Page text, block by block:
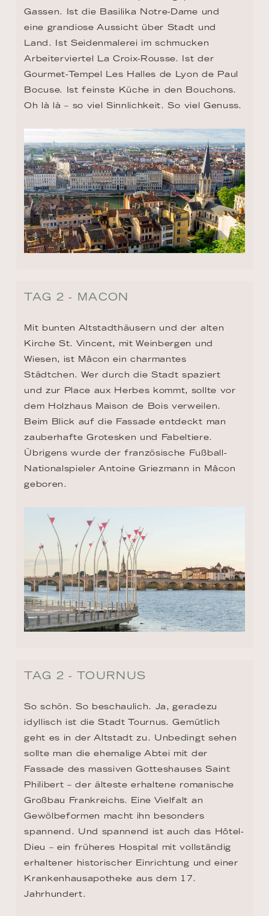
Gassen. Ist die Basilika Notre-Dame und
eine grandiose Aussicht über Stadt und
Land. Ist Seidenmalerei im schmucken
Arbeiterviertel La Croix-Rousse. Ist der
Gourmet-Tempel Les Halles de Lyon de Paul
Bocuse. Ist feinste Küche in den Bouchons.
Oh là là – so viel Sinnlichkeit. So viel Genuss.
TAG 2 - MACON
Mit bunten Altstadthäusern und der alten
Kirche St. Vincent, mit Weinbergen und
Wiesen, ist Mâcon ein charmantes
Städtchen. Wer durch die Stadt spaziert
und zur Place aux Herbes kommt, sollte vor
dem Holzhaus Maison de Bois verweilen.
Beim Blick auf die Fassade entdeckt man
zauberhafte Grotesken und Fabeltiere.
Übrigens wurde der französische Fußball-
Nationalspieler Antoine Griezmann in Mâcon
geboren.
TAG 2 - TOURNUS
So schön. So beschaulich. Ja, geradezu
idyllisch ist die Stadt Tournus. Gemütlich
geht es in der Altstadt zu. Unbedingt sehen
sollte man die ehemalige Abtei mit der
Fassade des massiven Gotteshauses Saint
Philibert – der älteste erhaltene romanische
Großbau Frankreichs. Eine Vielfalt an
Gewölbeformen macht ihn besonders
spannend. Und spannend ist auch das Hôtel-
Dieu – ein früheres Hospital mit vollständig
erhaltener historischer Einrichtung und einer
Krankenhausapotheke aus dem 17.
Jahrhundert.